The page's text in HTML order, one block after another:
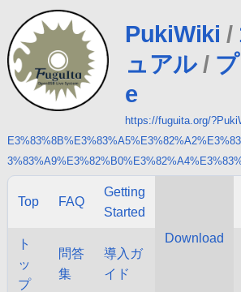
PukiWiki /
ュアル /
e
https://fuguita.org/
Top FAQ
Getting
Started
Download
ト
ッ
プ
問答
集
導入ガ
イド